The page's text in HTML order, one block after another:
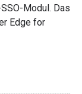
Modul. Das
Edge for